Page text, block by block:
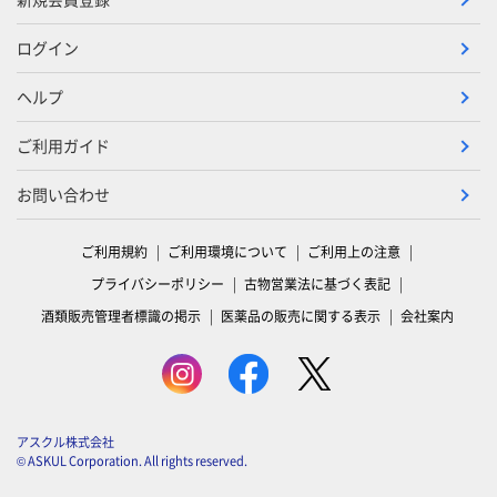
ログイン
ヘルプ
ご利用ガイド
お問い合わせ
ご利用規約 ご利用環境について
ご利用上の注意
プライバシーポリシー
古物営業法に基づく表記
酒類販売管理者標識の掲示
医薬品の販売に関する表示 会社案内
アスクル株式会社
© ASKUL Corporation. All rights reserved.